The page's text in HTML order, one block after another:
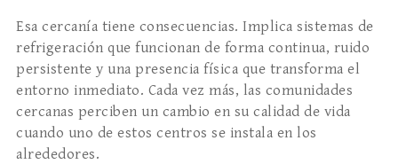
Esa cercanía tiene consecuencias. Implica sistemas de
refrigeración que funcionan de forma continua, ruido
persistente y una presencia física que transforma el
entorno inmediato. Cada vez más, las comunidades
cercanas perciben un cambio en su calidad de vida
cuando uno de estos centros se instala en los
alrededores.